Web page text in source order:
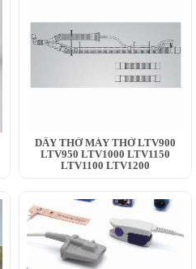
DÂY THỞ MÁY THỞ LTV900
LTV950 LTV1000 LTV1150
LTV1100 LTV1200